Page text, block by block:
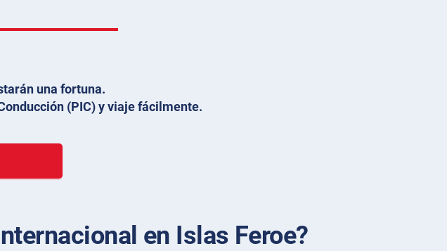
una fortuna.
(PIC) y viaje fácilmente.
en Islas Feroe?